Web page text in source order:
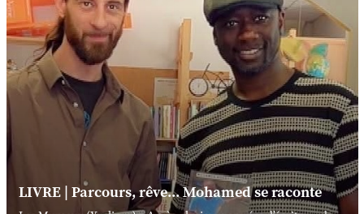
LIVRE | Parcours, rêve... Mohamed se raconte